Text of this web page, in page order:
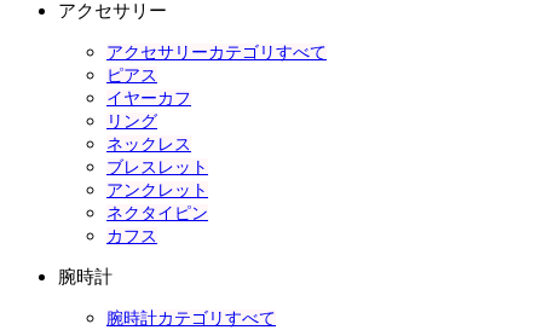
アクセサリー
アクセサリーカテゴリすべて
ピアス
イヤーカフ
リング
ネックレス
ブレスレット
アンクレット
ネクタイピン
カフス
腕時計
腕時計カテゴリすべて